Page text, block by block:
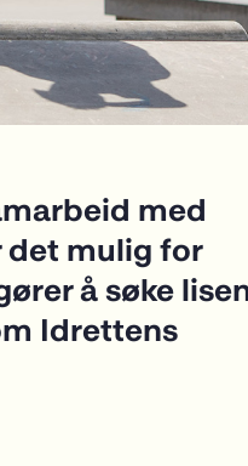
med
det mulig for
å søke
Idrettens